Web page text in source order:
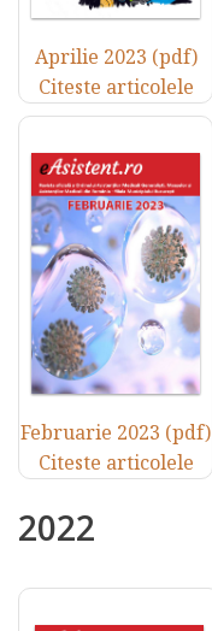
Aprilie 2023 (pdf)
Citeste articolele
Februarie 2023 (pdf)
Citeste articolele
2022